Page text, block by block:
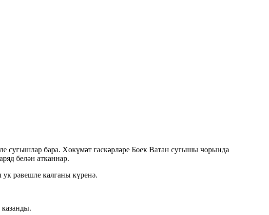
сугышлар бара. Хөкүмәт гаскәрләре Бөек Ватан сугышы чорында
белән атканнар.
рәвешле калганы күренә.